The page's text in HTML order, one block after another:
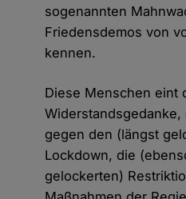
sogenannten
Friedensdemos von
kennen.
Diese Menschen eint
gegen den (längst
Lockdown, die
gelockerten)